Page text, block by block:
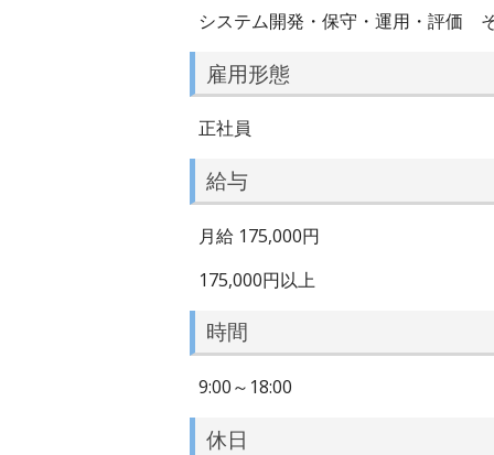
システム開発・保守・運用・評価
雇用形態
正社員
給与
月給 175,000円
175,000円以上
時間
9:00～18:00
休日